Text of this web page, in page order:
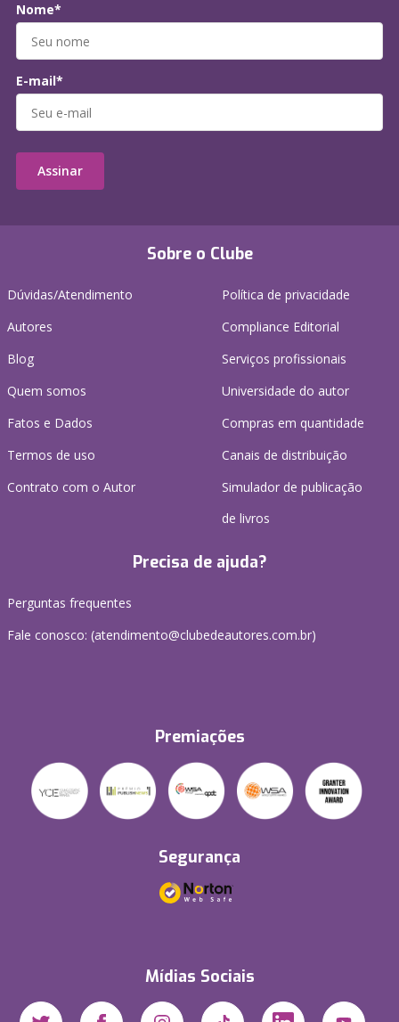
Sobre o Clube
Dúvidas/Atendimento
Autores
Blog
Quem somos
Fatos e Dados
Termos de uso
Contrato com o Autor
Política de privacidade
Compliance Editorial
Serviços profissionais
Universidade do autor
Compras em quantidade
Canais de distribuição
Simulador de publicação
de livros
Precisa de ajuda?
Perguntas frequentes
Fale conosco: (atendimento@clubedeautores.com.br)
Premiações
Segurança
Mídias Sociais
Nome*
E-mail*
Assinar